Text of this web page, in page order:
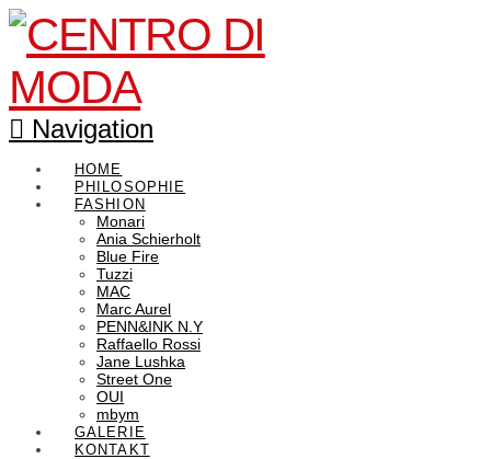
Navigation
HOME
PHILOSOPHIE
FASHION
Monari
Ania Schierholt
Blue Fire
Tuzzi
MAC
Marc Aurel
PENN&INK N.Y
Raffaello Rossi
Jane Lushka
Street One
OUI
mbym
GALERIE
KONTAKT